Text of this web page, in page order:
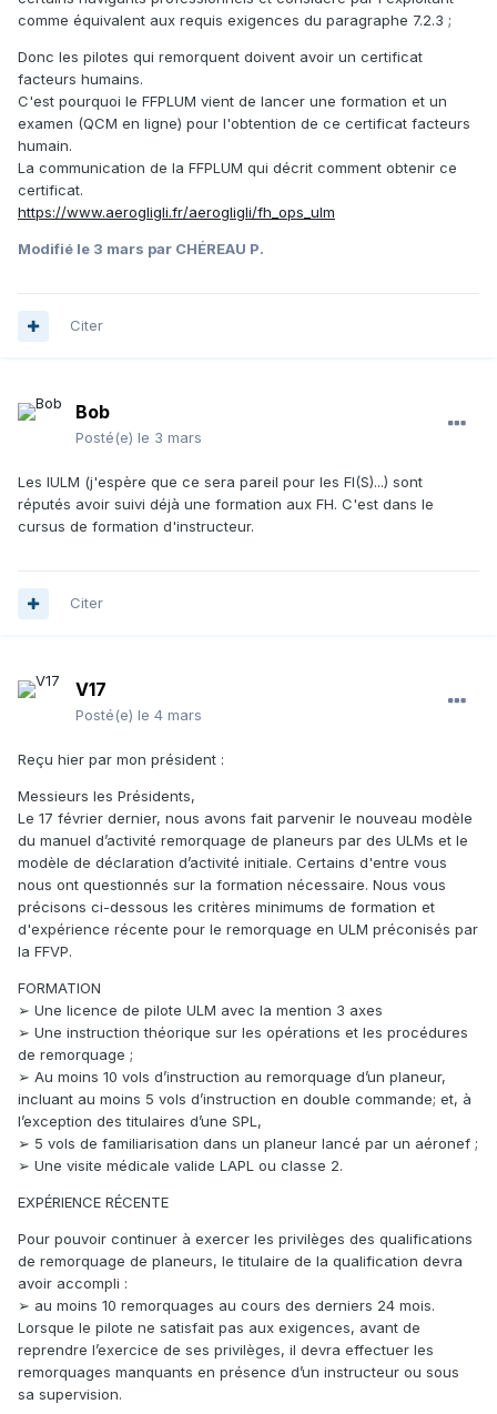
comme équivalent aux requis exigences du paragraphe 7.2.3 ;
Donc les pilotes qui remorquent doivent avoir un certificat
facteurs humains.
C'est pourquoi le FFPLUM vient de lancer une formation et un
examen (QCM en ligne) pour l'obtention de ce certificat facteurs
humain.
La communication de la FFPLUM qui décrit comment obtenir ce
certificat.
https://www.aerogligli.fr/aerogligli/fh_ops_ulm
Modifié le 3 mars par CHÉREAU P.
Citer
Bob
Posté(e) le 3 mars
Les IULM (j'espère que ce sera pareil pour les FI(S)...) sont
réputés avoir suivi déjà une formation aux FH. C'est dans le
cursus de formation d'instructeur.
Citer
V17
Posté(e) le 4 mars
Reçu hier par mon président :
Messieurs les Présidents,
Le 17 février dernier, nous avons fait parvenir le nouveau modèle
du manuel d’activité remorquage de planeurs par des ULMs et le
modèle de déclaration d’activité initiale. Certains d'entre vous
nous ont questionnés sur la formation nécessaire. Nous vous
précisons ci-dessous les critères minimums de formation et
d'expérience récente pour le remorquage en ULM préconisés par
la FFVP.
FORMATION
➢ Une licence de pilote ULM avec la mention 3 axes
➢ Une instruction théorique sur les opérations et les procédures
de remorquage ;
➢ Au moins 10 vols d’instruction au remorquage d’un planeur,
incluant au moins 5 vols d’instruction en double commande; et, à
l’exception des titulaires d’une SPL,
➢ 5 vols de familiarisation dans un planeur lancé par un aéronef ;
➢ Une visite médicale valide LAPL ou classe 2.
EXPÉRIENCE RÉCENTE
Pour pouvoir continuer à exercer les privilèges des qualifications
de remorquage de planeurs, le titulaire de la qualification devra
avoir accompli :
➢ au moins 10 remorquages au cours des derniers 24 mois.
Lorsque le pilote ne satisfait pas aux exigences, avant de
reprendre l’exercice de ses privilèges, il devra effectuer les
remorquages manquants en présence d’un instructeur ou sous
sa supervision.